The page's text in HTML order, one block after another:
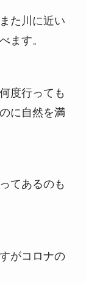
た川に近い
ます。
度行っても
に自然を満
てあるのも
がコロナの